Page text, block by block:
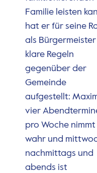
Familie leisten
hat er für seine
als Bürgermeister
klare Regeln
gegenüber der
Gemeinde
aufgestellt:
vier
pro Woche
wahr und
nachmittags und
abends ist